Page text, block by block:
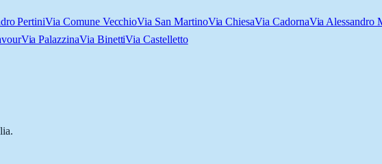
PertiniVia Comune VecchioVia San MartinoVia ChiesaVia CadornaVia Alessandro
Via PalazzinaVia BinettiVia Castelletto